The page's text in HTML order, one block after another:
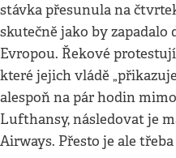
stávka přesunula na
skutečně jako by zapadalo
Evropou. Řekové
které jejich vládě
alespoň na pár hodin
Lufthansy, následovat je
Airways. Přesto je ale